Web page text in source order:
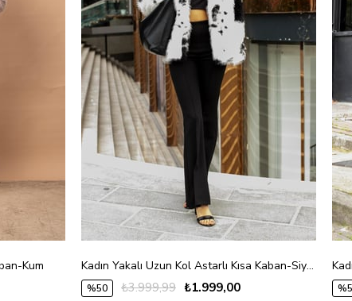
Kum Kadın Yakalı Uzun Kol Astarlı Kısa Kaban-Siyah Dalmaçyalı
%50 ₺1.999,00
₺3.999,99